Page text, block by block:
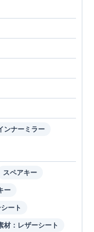
ンナーミラー
スペアキー
ー
ート
材：レザーシート